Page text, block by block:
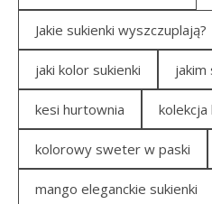
Jakie sukienki wyszczuplają?
jaki kolor sukienki jakim
kesi hurtownia kolekcja
kolorowy sweter w paski
mango eleganckie sukienki